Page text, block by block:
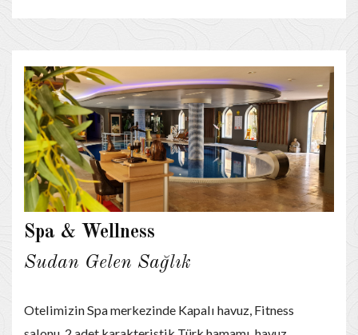
Spa & Wellness
Sudan Gelen Sağlık
Otelimizin Spa merkezinde Kapalı havuz, Fitness